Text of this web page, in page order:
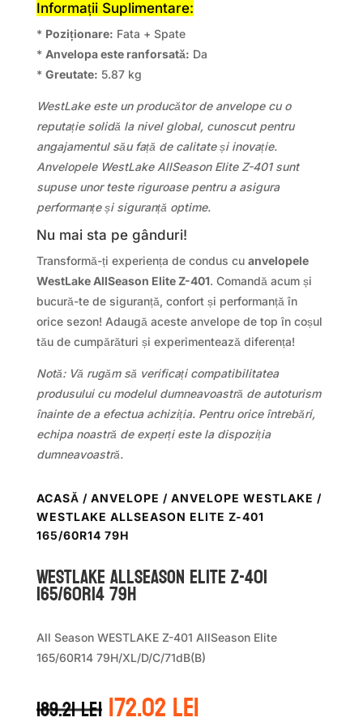
Informații Suplimentare:
* Poziționare: Fata + Spate
* Anvelopa este ranforsată: Da
* Greutate: 5.87 kg
WestLake este un producător de anvelope cu o
reputație solidă la nivel global, cunoscut pentru
angajamentul său față de calitate și inovație.
Anvelopele WestLake AllSeason Elite Z-401 sunt
supuse unor teste riguroase pentru a asigura
performanțe și siguranță optime.
Nu mai sta pe gânduri!
Transformă-ți experiența de condus cu anvelopele
WestLake AllSeason Elite Z-401. Comandă acum și
bucură-te de siguranță, confort și performanță în
orice sezon! Adaugă aceste anvelope de top în coșul
tău de cumpărături și experimentează diferența!
Notă: Vă rugăm să verificați compatibilitatea
produsului cu modelul dumneavoastră de autoturism
înainte de a efectua achiziția. Pentru orice întrebări,
echipa noastră de experți este la dispoziția
dumneavoastră.
ACASĂ / ANVELOPE / ANVELOPE WESTLAKE /
WESTLAKE ALLSEASON ELITE Z-401
165/60R14 79H
WestLake ALLSEASON ELITE Z-401
165/60R14 79H
All Season WESTLAKE Z-401 AllSeason Elite
165/60R14 79H/XL/D/C/71dB(B)
189.21lei Prețul
172.02leiPrețul